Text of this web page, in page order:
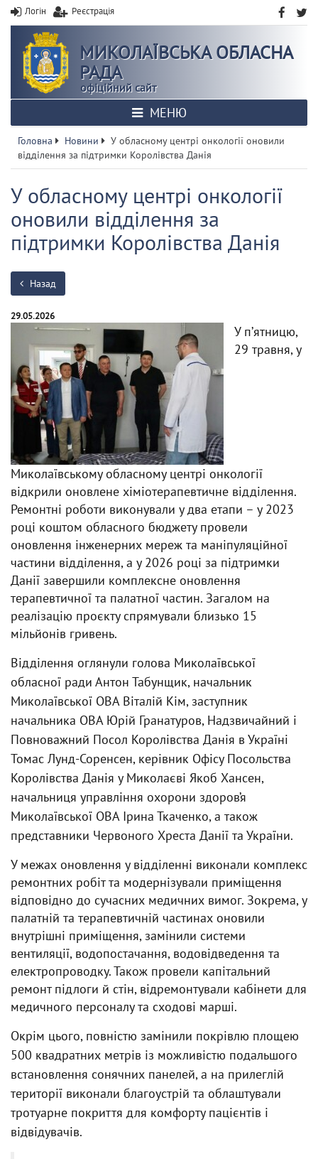
Логін Реєстрація
МИКОЛАЇВСЬКА ОБЛАСНА
РАДА
офіційний сайт
МЕНЮ
Головна Новини
У обласному центрі онкології оновили
відділення за підтримки Королівства Данія
У обласному центрі онкології
оновили відділення за
підтримки Королівства Данія
Назад
29.05.2026
У пʼятницю,
29 травня, у
Миколаївському обласному центрі онкології
відкрили оновлене хіміотерапевтичне відділення.
Ремонтні роботи виконували у два етапи – у 2023
році коштом обласного бюджету провели
оновлення інженерних мереж та маніпуляційної
частини відділення, а у 2026 році за підтримки
Данії завершили комплексне оновлення
терапевтичної та палатної частин. Загалом на
реалізацію проєкту спрямували близько 15
мільйонів гривень.
Відділення оглянули голова Миколаївської
обласної ради Антон Табунщик, начальник
Миколаївської ОВА Віталій Кім, заступник
начальника ОВА Юрій Гранатуров, Надзвичайний і
Повноважний Посол Королівства Данія в Україні
Томас Лунд-Соренсен, керівник Офісу Посольства
Королівства Данія у Миколаєві Якоб Хансен,
начальниця управління охорони здоров’я
Миколаївської ОВА Ірина Ткаченко, а також
представники Червоного Хреста Данії та України.
У межах оновлення у відділенні виконали комплекс
ремонтних робіт та модернізували приміщення
відповідно до сучасних медичних вимог. Зокрема, у
палатній та терапевтичній частинах оновили
внутрішні приміщення, замінили системи
вентиляції, водопостачання, водовідведення та
електропроводку. Також провели капітальний
ремонт підлоги й стін, відремонтували кабінети для
медичного персоналу та сходові марші.
Окрім цього, повністю замінили покрівлю площею
500 квадратних метрів із можливістю подальшого
встановлення сонячних панелей, а на прилеглій
території виконали благоустрій та облаштували
тротуарне покриття для комфорту пацієнтів і
відвідувачів.